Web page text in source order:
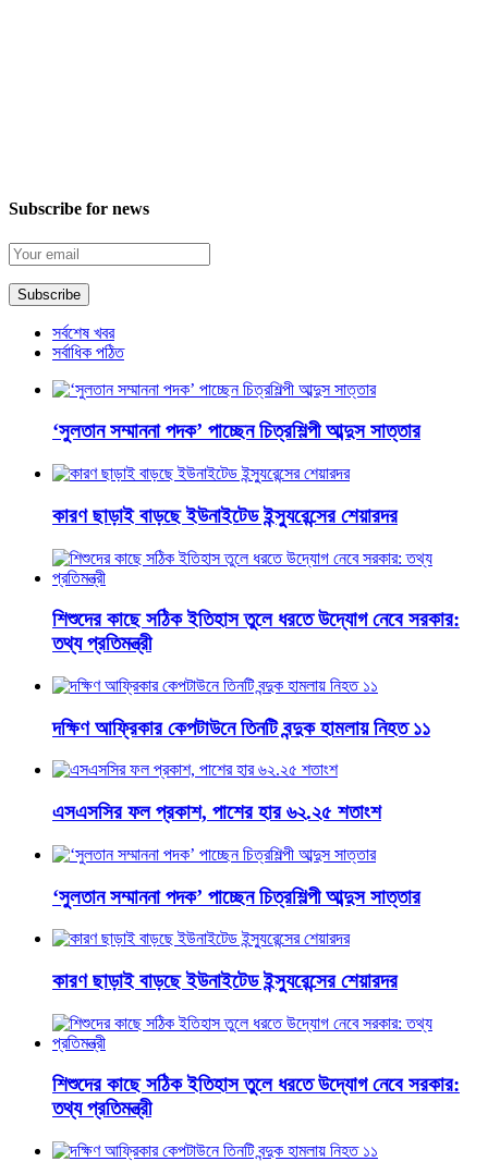
Subscribe for news
সর্বশেষ খবর
সর্বাধিক পঠিত
‘সুলতান সম্মাননা পদক’ পাচ্ছেন চিত্রশিল্পী আব্দুস সাত্তার
কারণ ছাড়াই বাড়ছে ইউনাইটেড ইন্স্যুরেন্সের শেয়ারদর
শিশুদের কাছে সঠিক ইতিহাস তুলে ধরতে উদ্যোগ নেবে সরকার:
তথ্য প্রতিমন্ত্রী
দক্ষিণ আফ্রিকার কেপটাউনে তিনটি বন্দুক হামলায় নিহত ১১
এসএসসির ফল প্রকাশ, পাশের হার ৬২.২৫ শতাংশ
‘সুলতান সম্মাননা পদক’ পাচ্ছেন চিত্রশিল্পী আব্দুস সাত্তার
কারণ ছাড়াই বাড়ছে ইউনাইটেড ইন্স্যুরেন্সের শেয়ারদর
শিশুদের কাছে সঠিক ইতিহাস তুলে ধরতে উদ্যোগ নেবে সরকার:
তথ্য প্রতিমন্ত্রী